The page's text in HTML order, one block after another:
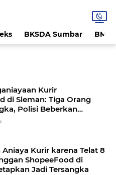
BKSDA Sumbar
Kurir
di Sleman: Tiga Orang
Polisi Beberkan
Fakta Baru
Kurir karena Telat 8
ShopeeFood di
Jadi Tersangka